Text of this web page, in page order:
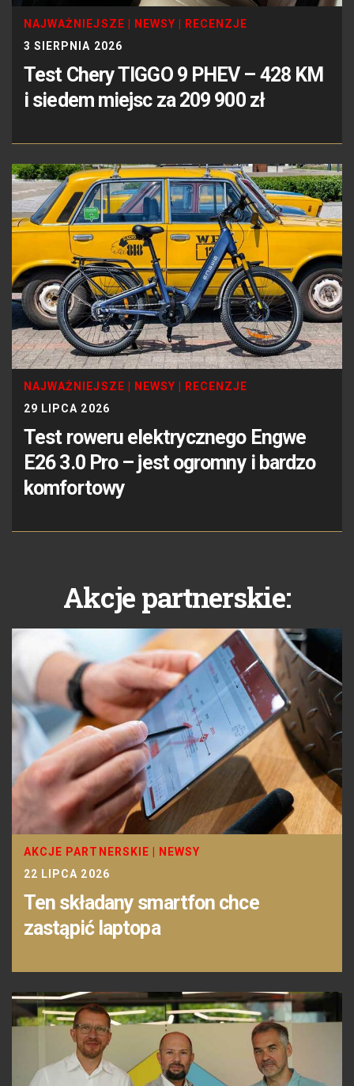
NAJWAŻNIEJSZE NEWSY
RECENZJE
3 SIERPNIA 2026
Test Chery TIGGO 9 PHEV – 428 KM
i siedem miejsc za 209 900 zł
NAJWAŻNIEJSZE NEWSY
RECENZJE
29 LIPCA 2026
Test roweru elektrycznego Engwe
E26 3.0 Pro – jest ogromny i bardzo
komfortowy
Akcje partnerskie:
AKCJE PARTNERSKIE
NEWSY
22 LIPCA 2026
Ten składany smartfon chce
zastąpić laptopa